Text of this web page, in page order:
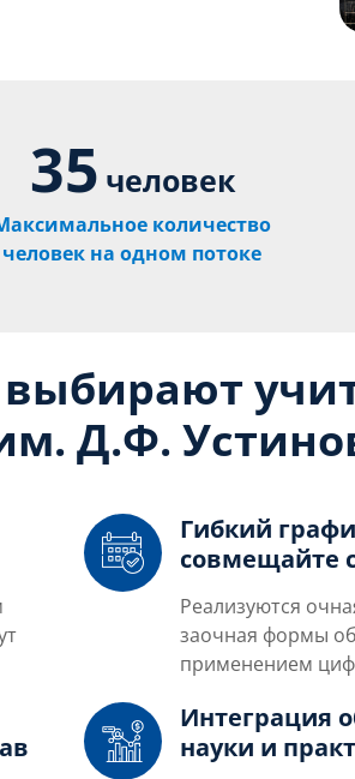
35 человек
количество
человек на одном потоке
Д.Ф.
Гибкий
совмещайте
Реализуются
заочная формы
применением
Интеграция
науки и